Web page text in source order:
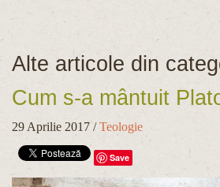
Alte articole din
Cum s-a mântuit
29 Aprilie 2017 /Teologie
Save